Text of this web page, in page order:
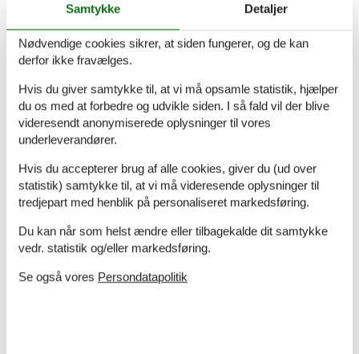
med virksomhedens behandling af min bestilling af
sommerhus hurtigt og fyldestgørende.
Ukompliceret booking. Nem og ukompliceret booking.
Priserne forekommer billigere end hos andre bureauer.
Ok
Havde gjort det før
Book dit sommerhus nu
Samtykke Detaljer
Nødvendige cookies sikrer, at siden fungerer, og de kan
derfor ikke fravælges.
Hvis du giver samtykke til, at vi må opsamle statistik, hjælper
du os med at forbedre og udvikle siden. I så fald vil der blive
videresendt anonymiserede oplysninger til vores
underleverandører.
Hvis du accepterer brug af alle cookies, giver du (ud over
statistik) samtykke til, at vi må videresende oplysninger til
tredjepart med henblik på personaliseret markedsføring.
Du kan når som helst ændre eller tilbagekalde dit samtykke
vedr. statistik og/eller markedsføring.
Se også vores Persondatapolitik